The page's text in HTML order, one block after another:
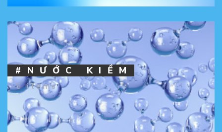
#NƯỚC KIỀM
5 items